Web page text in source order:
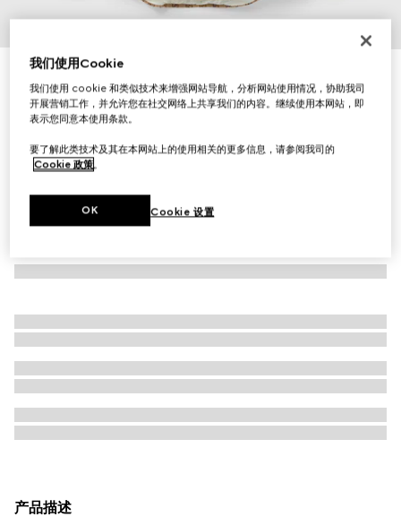
GG帆布外套式衬衫
€ 1.330
产品描述
我们使用Cookie
我们使用 cookie 和类似技术来增强网站导航，分析网站使用情况，协助我司
开展营销工作，并允许您在社交网络上共享我们的内容。继续使用本网站，即
表示您同意本使用条款。
要了解此类技术及其在本网站上的使用相关的更多信息，请参阅我司的
Cookie 政策。
Cookie 设置
OK